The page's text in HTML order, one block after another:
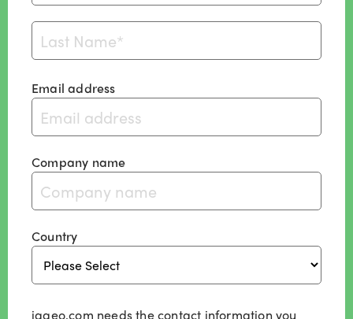
Email address
Company name
Country
iqgeo.com needs the contact information you